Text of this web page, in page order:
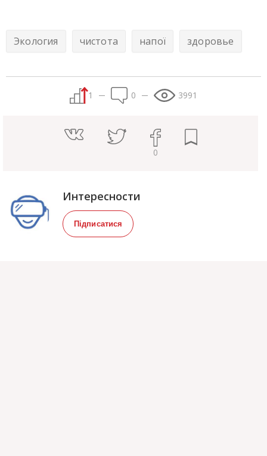
Экология чистота напої здоровье
1 0 3991
0
Интересности
Підписатися